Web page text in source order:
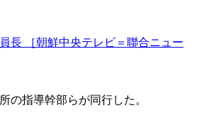
長 ［朝鮮中央テレビ＝聯合ニュー
の指導幹部らが同行した。